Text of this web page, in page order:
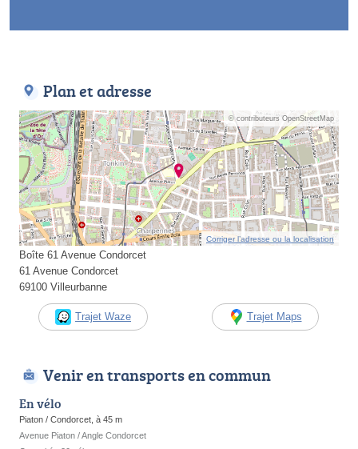
Plan et adresse
© contributeurs OpenStreetMap
Corriger l’adresse ou la localisation
Boîte 61 Avenue Condorcet
61 Avenue Condorcet
69100 Villeurbanne
Trajet Waze Trajet Maps
Venir en transports en commun
En vélo
Piaton / Condorcet, à 45 m
Avenue Piaton / Angle Condorcet